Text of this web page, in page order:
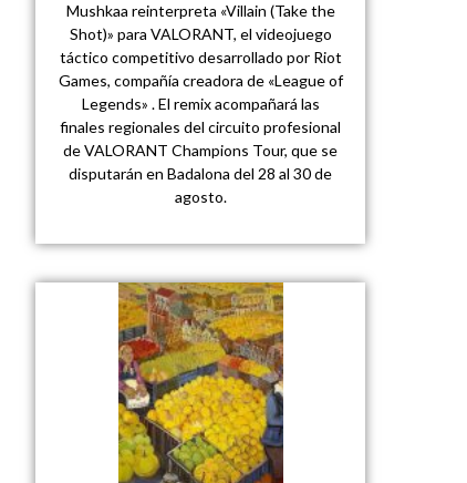
Mushkaa reinterpreta «Villain (Take the
Shot)» para VALORANT, el videojuego
táctico competitivo desarrollado por Riot
Games, compañía creadora de «League of
Legends» . El remix acompañará las
finales regionales del circuito profesional
de VALORANT Champions Tour, que se
disputarán en Badalona del 28 al 30 de
agosto.